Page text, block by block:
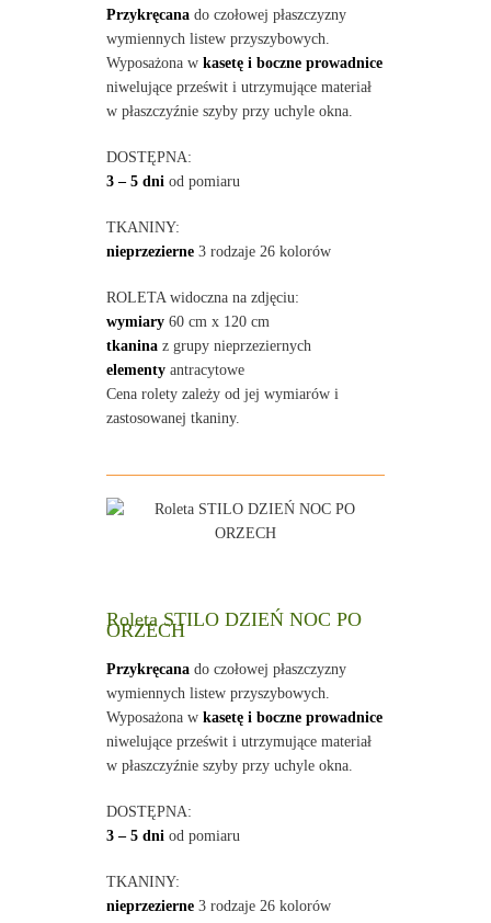
Przykręcanado czołowej płaszczyzny
wymiennych listew przyszybowych.
Wyposażona w kasetę i boczne prowadnice
niwelujące prześwit i utrzymujące materiał
w płaszczyźnie szyby przy uchyle okna.
DOSTĘPNA:
3 – 5 dni od pomiaru
TKANINY:
nieprzezierne3 rodzaje 26 kolorów
ROLETA widoczna na zdjęciu:
wymiary60 cm x 120 cm
tkaninaz grupy nieprzeziernych
elementyantracytowe
Cena rolety zależy od jej wymiarów i
zastosowanej tkaniny.
Roleta STILO DZIEŃ NOC PO
ORZECH
Przykręcanado czołowej płaszczyzny
wymiennych listew przyszybowych.
Wyposażona w kasetę i boczne prowadnice
niwelujące prześwit i utrzymujące materiał
w płaszczyźnie szyby przy uchyle okna.
DOSTĘPNA:
3 – 5 dni od pomiaru
TKANINY:
nieprzezierne3 rodzaje 26 kolorów